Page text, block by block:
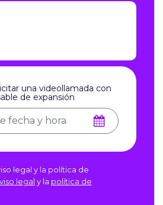
una videollamada con
de expansión
legal y la política de
legal y la política de